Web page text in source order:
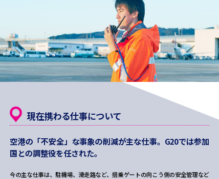
現在携わる仕事について
空港の「不安全」な事象の削減が主な仕事。 G20では参加
国との調整役を任された。
今の主な仕事は、駐機場、滑走路など、搭乗ゲートの向こう側の安全管理など